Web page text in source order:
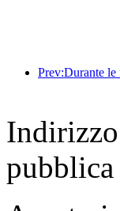
pubblica